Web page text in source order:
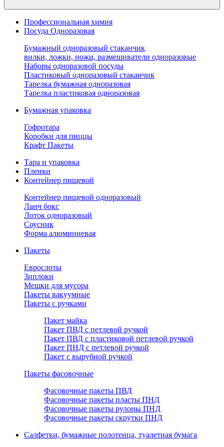
Профессиональная химия
Посуда Одноразовая
Бумажный одноразовый стаканчик
вилки, ложки, ножи, размешиватели одноразовые
Наборы одноразовой посуды
Пластиковый одноразовый стаканчик
Тарелка бумажная одноразовая
Тарелка пластиковая одноразовая
Бумажная упаковка
Гофротара
Коробки для пиццы
Крафт Пакеты
Тара и упаковка
Пленки
Контейнер пищевой
Контейнер пищевой одноразовый
Ланч бокс
Лоток одноразовый
Соусник
Форма алюминиевая
Пакеты
Еврослоты
Зиплоки
Мешки для мусора
Пакеты вакуумные
Пакеты с ручками
Пакет майка
Пакет ПВД с петлевой ручкой
Пакет ПВД с пластиковой петлевой ручкой
Пакет ПНД с петлевой ручкой
Пакет с вырубной ручкой
Пакеты фасовочные
Фасовочные пакеты ПВД
Фасовочные пакеты пласты ПНД
Фасовочные пакеты рулоны ПНД
Фасовочные пакеты скрутки ПНД
Салфетки, бумажные полотенца, туалетная бумага